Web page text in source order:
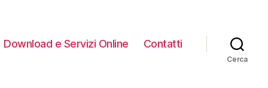
Download e Servizi Online Contatti
Cerca